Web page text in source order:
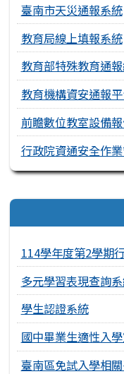
臺南市天災通報系統
教育局線上填報系統
教育部特殊教育通
教育機構資安通報
前瞻數位教室設備
行政院資通安全作
右邊區域內容
114學年度第2學期
多元學習表現查詢
學生認證系統
國中畢業生適性入
臺南區免試入學相